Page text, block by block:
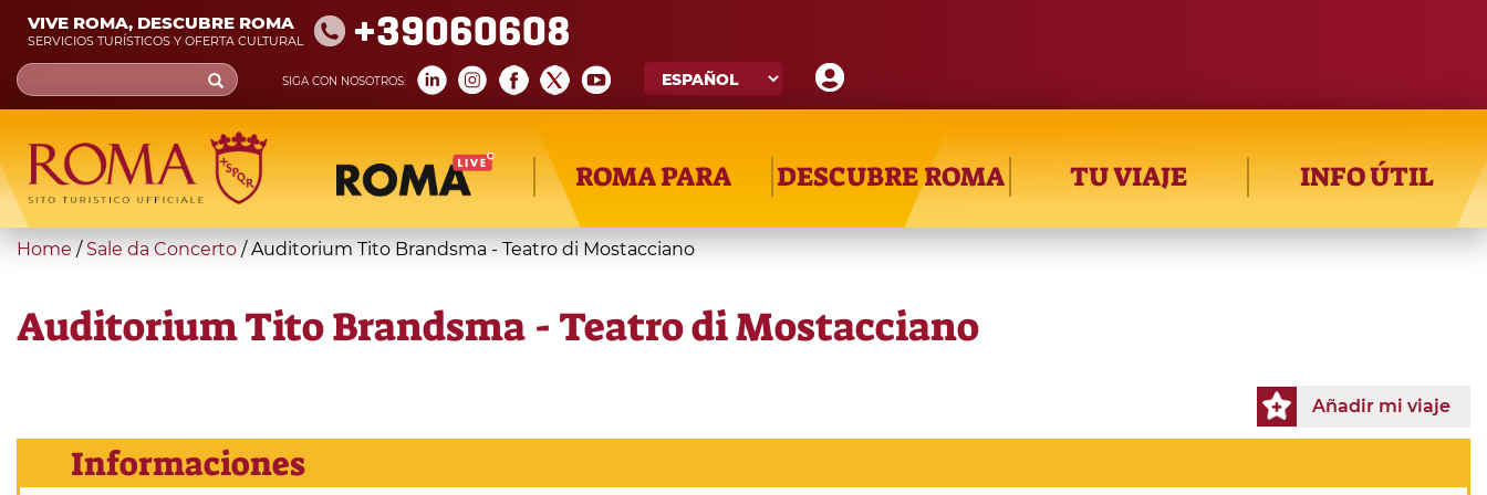
Skip
main
content
VIVE ROMA, DESCUBRE ROMA
SERVICIOS TURÍSTICOS Y OFERTA CULTURAL +39060608
SIGA CON NOSOTROS:
Search
form
Búsqueda
ROMA PARA DESCUBRE ROMA TU VIAJE INFO ÚTIL
You
here
Home / Sale da Concerto /Auditorium Tito Brandsma - Teatro di Mostacciano
Auditorium Tito Brandsma - Teatro di Mostacciano
Añadir mi viaje
Informaciones